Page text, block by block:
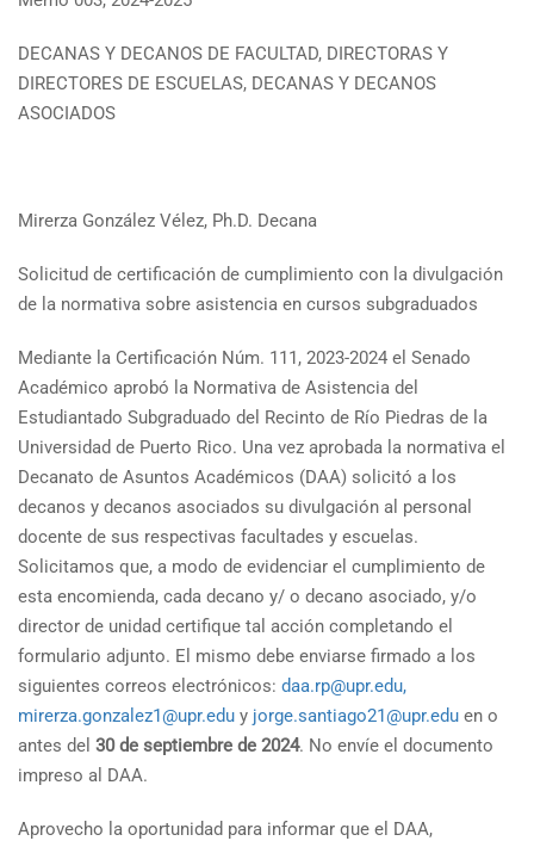
DECANAS Y DECANOS DE FACULTAD, DIRECTORAS Y
DIRECTORES DE ESCUELAS, DECANAS Y DECANOS
ASOCIADOS
Mirerza González Vélez, Ph.D. Decana
Solicitud de certificación de cumplimiento con la divulgación
de la normativa sobre asistencia en cursos subgraduados
Mediante la Certificación Núm. 111, 2023-2024 el Senado
Académico aprobó la Normativa de Asistencia del
Estudiantado Subgraduado del Recinto de Río Piedras de la
Universidad de Puerto Rico. Una vez aprobada la normativa el
Decanato de Asuntos Académicos (DAA) solicitó a los
decanos y decanos asociados su divulgación al personal
docente de sus respectivas facultades y escuelas.
Solicitamos que, a modo de evidenciar el cumplimiento de
esta encomienda, cada decano y/ o decano asociado, y/o
director de unidad certifique tal acción completando el
formulario adjunto. El mismo debe enviarse firmado a los
siguientes correos electrónicos: daa.rp@upr.edu,
mirerza.gonzalez1@upr.edu y jorge.santiago21@upr.edu en o
antes del 30 de septiembre de 2024. No envíe el documento
impreso al DAA.
Aprovecho la oportunidad para informar que el DAA,